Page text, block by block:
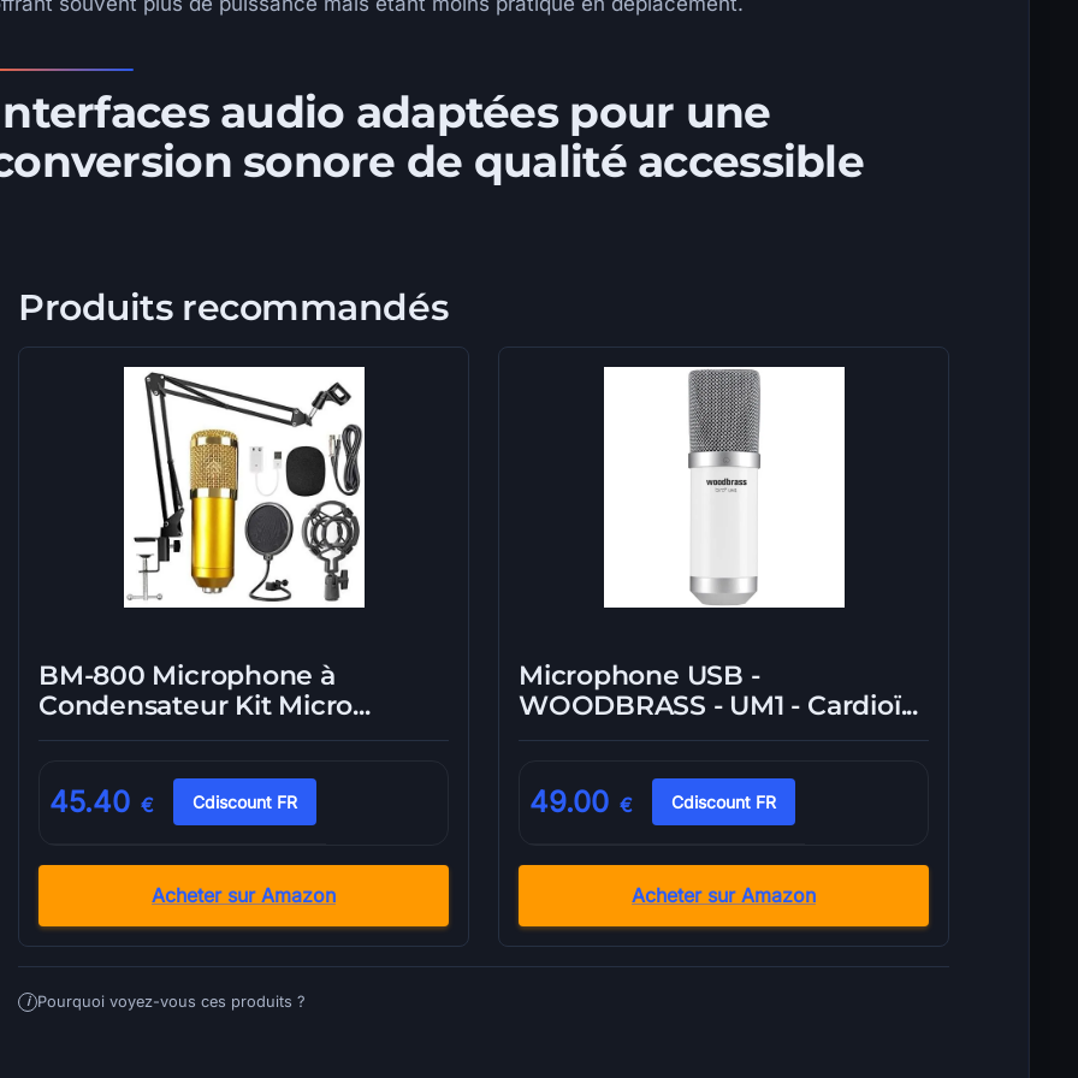
audio adaptées pour une
sonore de qualité accessible
Produits recommandés
BM-800 Microphone à
Condensateur Kit Micro...
45.40 € Cdiscount FR
Acheter sur Amazon
Microphone USB -
WOODBRASS - UM1 - Cardioï...
49.00 € Cdiscount FR
Acheter sur Amazon
i Pourquoi voyez-vous ces produits ?